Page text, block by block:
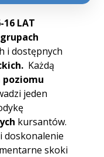
16 LAT
i dostępnych
Każdą
jeden
kursantów.
doskonalenie
skoki